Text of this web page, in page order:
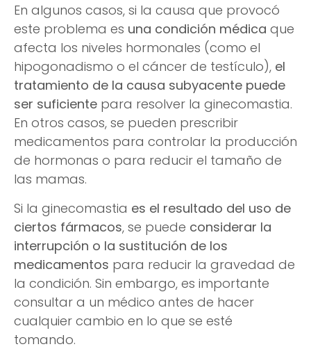
En algunos casos, si la causa que provocó
este problema es una condición médica que
afecta los niveles hormonales (como el
hipogonadismo o el cáncer de testículo), el
tratamiento de la causa subyacente puede
ser suficiente para resolver la ginecomastia.
En otros casos, se pueden prescribir
medicamentos para controlar la producción
de hormonas o para reducir el tamaño de
las mamas.
Si la ginecomastia es el resultado del uso de
ciertos fármacos, se puede considerar la
interrupción o la sustitución de los
medicamentos para reducir la gravedad de
la condición. Sin embargo, es importante
consultar a un médico antes de hacer
cualquier cambio en lo que se esté
tomando.